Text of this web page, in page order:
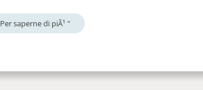
Per saperne di piÃ¹ "